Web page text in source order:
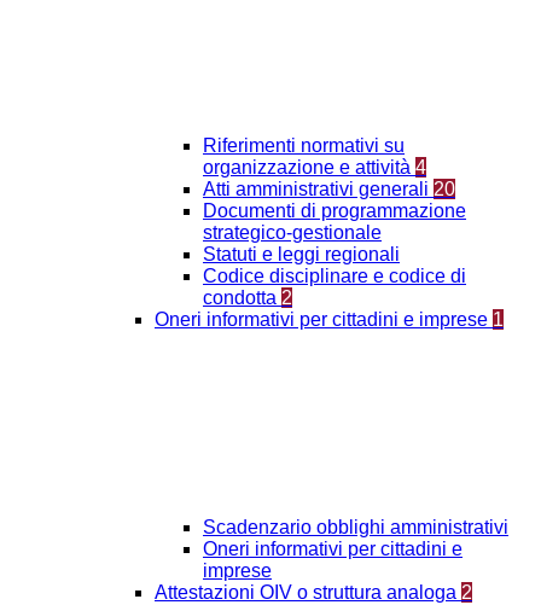
Riferimenti normativi su
organizzazione e attività 4
Atti amministrativi generali 20
Documenti di programmazione
strategico-gestionale
Statuti e leggi regionali
Codice disciplinare e codice di
condotta 2
Oneri informativi per cittadini e imprese 1
Scadenzario obblighi amministrativi
Oneri informativi per cittadini e
imprese
Attestazioni OIV o struttura analoga 2